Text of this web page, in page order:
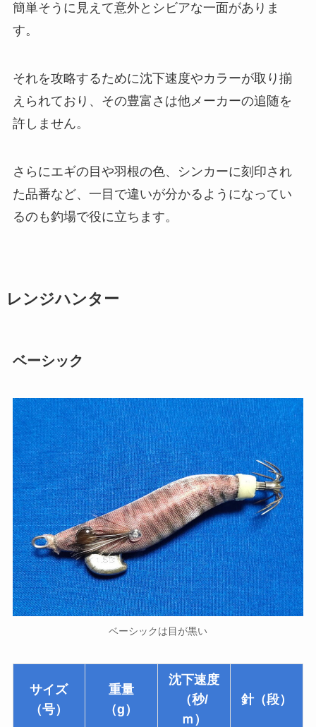
簡単そうに見えて意外とシビアな一面がありま
す。
それを攻略するために沈下速度やカラーが取り揃
えられており、その豊富さは他メーカーの追随を
許しません。
さらにエギの目や羽根の色、シンカーに刻印され
た品番など、一目で違いが分かるようになってい
るのも釣場で役に立ちます。
レンジハンター
ベーシック
ベーシックは目が黒い
サイズ
（号）
重量
（g）
沈下速度
（秒/
ｍ）
針（段）